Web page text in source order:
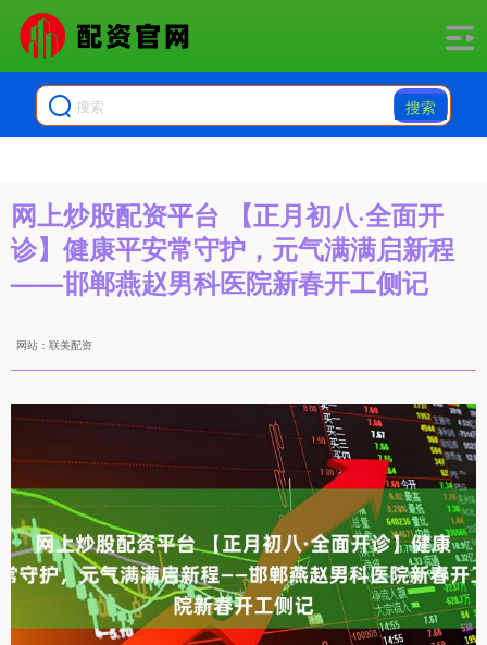
搜索
网上炒股配资平台 【正月初八·全面开
诊】健康平安常守护，元气满满启新程
——邯郸燕赵男科医院新春开工侧记
网站：联美配资